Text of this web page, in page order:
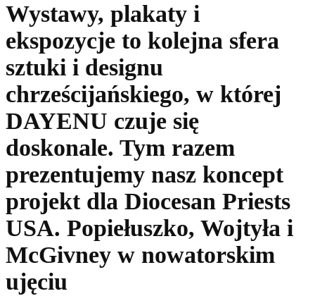
Wystawy, plakaty i
ekspozycje to kolejna sfera
sztuki i designu
chrześcijańskiego, w której
DAYENU czuje się
doskonale. Tym razem
prezentujemy nasz koncept
projekt dla Diocesan Priests
USA. Popiełuszko, Wojtyła i
McGivney w nowatorskim
ujęciu